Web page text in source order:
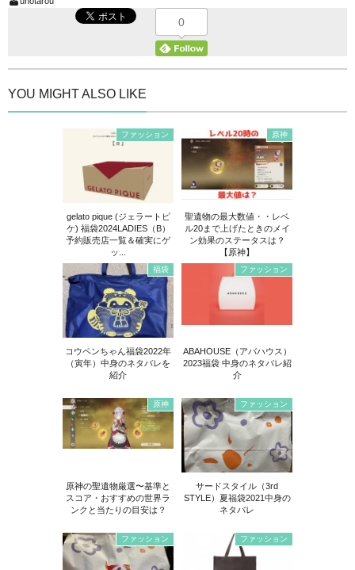
0
YOU MIGHT ALSO LIKE
ファッション
gelato pique (ジェラートピ
ケ) 福袋2024LADIES（B）
予約販売店一覧＆確実にゲ
ッ...
原神
聖遺物の最大数値・・レベ
ル20まで上げたときのメイ
ン効果のステータスは？
【原神】
福袋
コウペンちゃん福袋2022年
（寅年）中身のネタバレを
紹介
ファッション
ABAHOUSE（アバハウス）
2023福袋 中身のネタバレ紹
介
原神
原神の聖遺物厳選〜基準と
スコア・おすすめの世界ラ
ンクと当たりの目安は？
ファッション
サードスタイル（3rd
STYLE）夏福袋2021中身の
ネタバレ
ファッション ファッション